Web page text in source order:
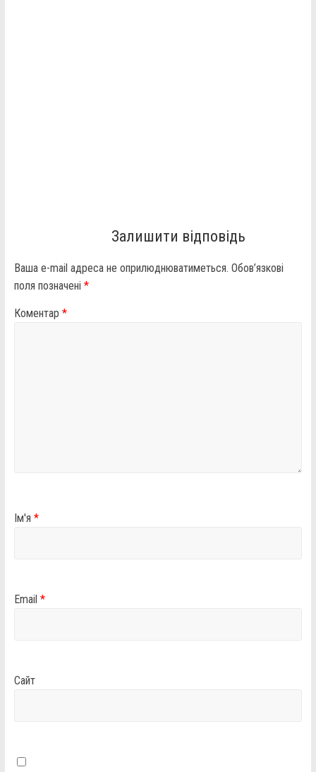
Залишити відповідь
Ваша e-mail адреса не оприлюднюватиметься. Обов’язкові
поля позначені *
Коментар *
Ім'я *
Email *
Сайт